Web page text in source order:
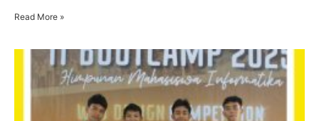
Read More »